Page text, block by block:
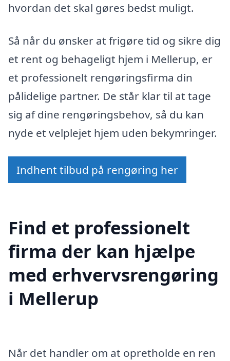
hvordan det skal gøres bedst muligt.
Så når du ønsker at frigøre tid og sikre dig
et rent og behageligt hjem i Mellerup, er
et professionelt rengøringsfirma din
pålidelige partner. De står klar til at tage
sig af dine rengøringsbehov, så du kan
nyde et velplejet hjem uden bekymringer.
Indhent tilbud på rengøring her
Find et professionelt
firma der kan hjælpe
med erhvervsrengøring
i Mellerup
Når det handler om at opretholde en ren